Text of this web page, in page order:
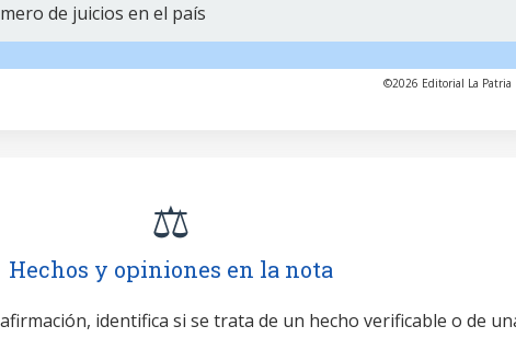
de juicios en el país
©2026 Editorial La Patria
⚖️
Hechos y opiniones en la nota
afirmación, identifica si se trata de un hecho verificable o de